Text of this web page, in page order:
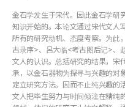
金石学发生于宋代。因此金石学研
知识开始的。本论文通过宋代文人
所有的研究动机、态度考察。为此
古录序>、呂大临<考古图后记>、
文人的认识。总括研究的结果，宋
承，以金石器物为探寻与兴趣的对
定立研究方法。因而不止纯兴趣的
文人把毕生努力与时间倾注在精纯